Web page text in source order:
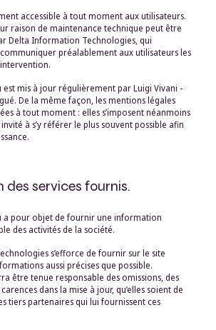
accessible à tout moment aux utilisateurs.
raison de maintenance technique peut être
Delta Information Technologies, qui
préalablement aux utilisateurs les
est mis à jour régulièrement par Luigi Vivani -
De la même façon, les mentions légales
à tout moment : elles s’imposent néanmoins
à s’y référer le plus souvent possible afin
des services fournis.
a pour objet de fournir une information
des activités de la société.
s’efforce de fournir sur le site
aussi précises que possible.
être tenue responsable des omissions, des
dans la mise à jour, qu’elles soient de
tiers partenaires qui lui fournissent ces